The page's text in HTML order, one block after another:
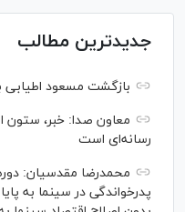
جدیدترین مطالب
بازگشت مسعود اطیابی
معاون صدا: خبر، ستون
رسانه‌ای است
محمدرضا مقدسیان:
پدرخواندگی در سینما به